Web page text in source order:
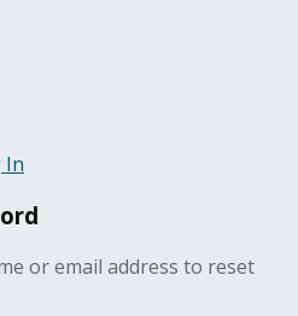
In
or email address to reset